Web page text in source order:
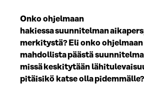
Onko ohjelmaan
hakiessa suunnitelman
merkitystä? Eli onko ohjelmaan
mahdollista päästä
missä keskitytään
pitäisikö katse olla pidemmälle?​